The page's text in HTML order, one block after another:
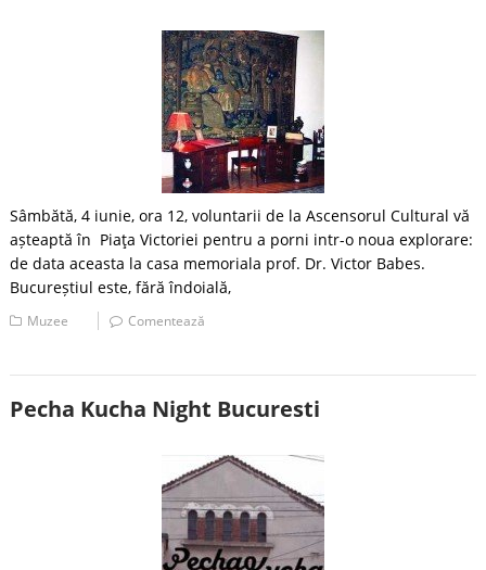
Sâmbătă, 4 iunie, ora 12, voluntarii de la Ascensorul Cultural vă
așteaptă în Piaţa Victoriei pentru a porni intr-o noua explorare:
de data aceasta la casa memoriala prof. Dr. Victor Babes.
Bucureștiul este, fără îndoială,
Muzee Comentează
Pecha Kucha Night Bucuresti